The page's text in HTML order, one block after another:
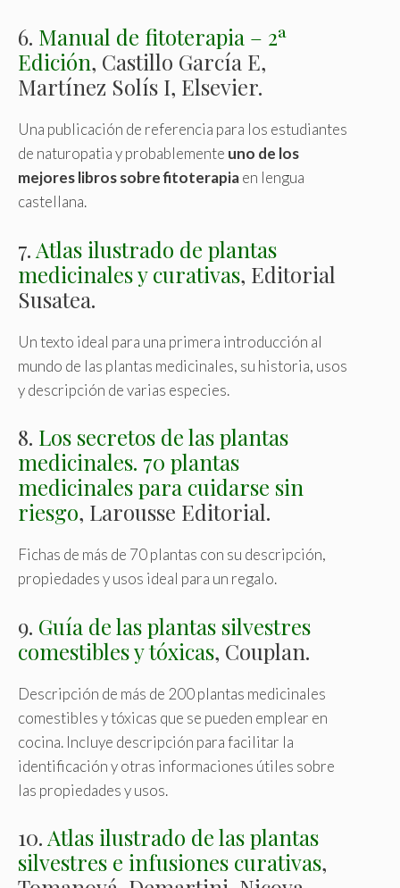
6. Manual de fitoterapia – 2ª
Edición, Castillo García E,
Martínez Solís I, Elsevier.
Una publicación de referencia para los estudiantes
de naturopatia y probablemente uno de los
mejores libros sobre fitoterapiaen lengua
castellana.
7. Atlas ilustrado de plantas
medicinales y curativas, Editorial
Susatea.
Un texto ideal para una primera introducción al
mundo de las plantas medicinales, su historia, usos
y descripción de varias especies.
8. Los secretos de las plantas
medicinales. 70 plantas
medicinales para cuidarse sin
riesgo, Larousse Editorial.
Fichas de más de 70 plantas con su descripción,
propiedades y usos ideal para un regalo.
9. Guía de las plantas silvestres
comestibles y tóxicas, Couplan.
Descripción de más de 200 plantas medicinales
comestibles y tóxicas que se pueden emplear en
cocina. Incluye descripción para facilitar la
identificación y otras informaciones útiles sobre
las propiedades y usos.
10. Atlas ilustrado de las plantas
silvestres e infusiones curativas,